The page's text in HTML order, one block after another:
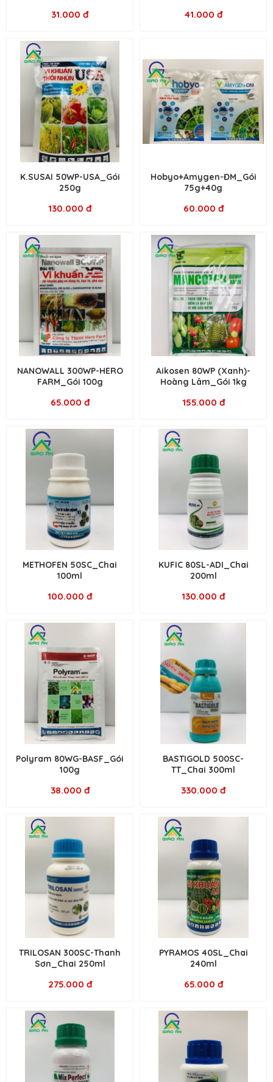
31.000 đ 41.000 đ
K.SUSAI 50WP-USA_Gói
250g
130.000 đ
Hobyo+Amygen-ĐM_Gói
75g+40g
60.000 đ
NANOWALL 300WP-HERO
FARM_Gói 100g
65.000 đ
Aikosen 80WP (Xanh)-
Hoàng Lâm_Gói 1kg
155.000 đ
METHOFEN 50SC_Chai
100ml
100.000 đ
KUFIC 80SL-ADI_Chai
200ml
130.000 đ
Polyram 80WG-BASF_Gói
100g
38.000 đ
BASTIGOLD 500SC-
TT_Chai 300ml
330.000 đ
TRILOSAN 300SC-Thanh
Sơn_Chai 250ml
275.000 đ
PYRAMOS 40SL_Chai
240ml
65.000 đ